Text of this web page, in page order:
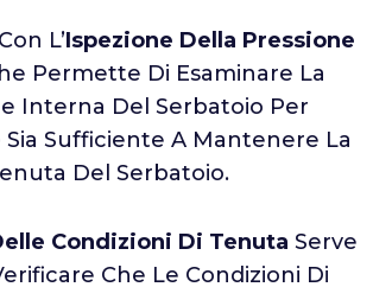
L’Ispezione Della Pressione
Permette Di Esaminare La
Interna Del Serbatoio Per
Sia Sufficiente A Mantenere La
Del Serbatoio.
Condizioni Di Tenuta Serve
Che Le Condizioni Di